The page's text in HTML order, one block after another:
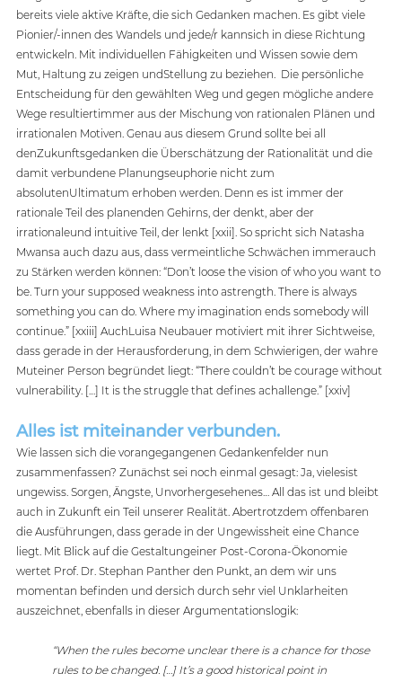
bereits viele aktive Kräfte, die sich Gedanken machen. Es gibt viele
Pionier/-innen des Wandels und jede/r kannsich in diese Richtung
entwickeln. Mit individuellen Fähigkeiten und Wissen sowie dem
Mut, Haltung zu zeigen undStellung zu beziehen.  Die persönliche
Entscheidung für den gewählten Weg und gegen mögliche andere
Wege resultiertimmer aus der Mischung von rationalen Plänen und
irrationalen Motiven. Genau aus diesem Grund sollte bei all
denZukunftsgedanken die Überschätzung der Rationalität und die
damit verbundene Planungseuphorie nicht zum
absolutenUltimatum erhoben werden. Denn es ist immer der
rationale Teil des planenden Gehirns, der denkt, aber der
irrationaleund intuitive Teil, der lenkt [xxii]. So spricht sich Natasha
Mwansa auch dazu aus, dass vermeintliche Schwächen immerauch
zu Stärken werden können: “Don’t loose the vision of who you want to
be. Turn your supposed weakness into astrength. There is always
something you can do. Where my imagination ends somebody will
continue.” [xxiii] AuchLuisa Neubauer motiviert mit ihrer Sichtweise,
dass gerade in der Herausforderung, in dem Schwierigen, der wahre
Muteiner Person begründet liegt: “There couldn’t be courage without
vulnerability. […] It is the struggle that defines achallenge.” [xxiv]
Alles ist miteinander verbunden.
Wie lassen sich die vorangegangenen Gedankenfelder nun
zusammenfassen? Zunächst sei noch einmal gesagt: Ja, vielesist
ungewiss. Sorgen, Ängste, Unvorhergesehenes… All das ist und bleibt
auch in Zukunft ein Teil unserer Realität. Abertrotzdem offenbaren
die Ausführungen, dass gerade in der Ungewissheit eine Chance
liegt. Mit Blick auf die Gestaltungeiner Post-Corona-Ökonomie
wertet Prof. Dr. Stephan Panther den Punkt, an dem wir uns
momentan befinden und dersich durch sehr viel Unklarheiten
auszeichnet, ebenfalls in dieser Argumentationslogik:
“When the rules become unclear there is a chance for those
rules to be changed. […] It’s a good historical point in